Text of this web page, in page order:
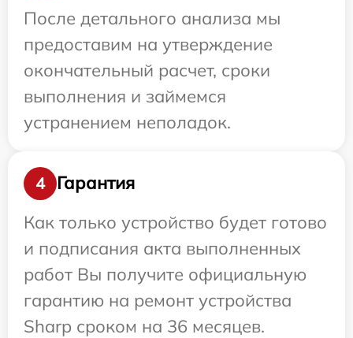
После детального анализа мы
предоставим на утверждение
окончательный расчет, сроки
выполнения и займемся
устранением неполадок.
4
Гарантия
Как только устройство будет готово
и подписания акта выполненных
работ Вы получите официальную
гарантию на ремонт устройства
Sharp сроком на 36 месяцев.